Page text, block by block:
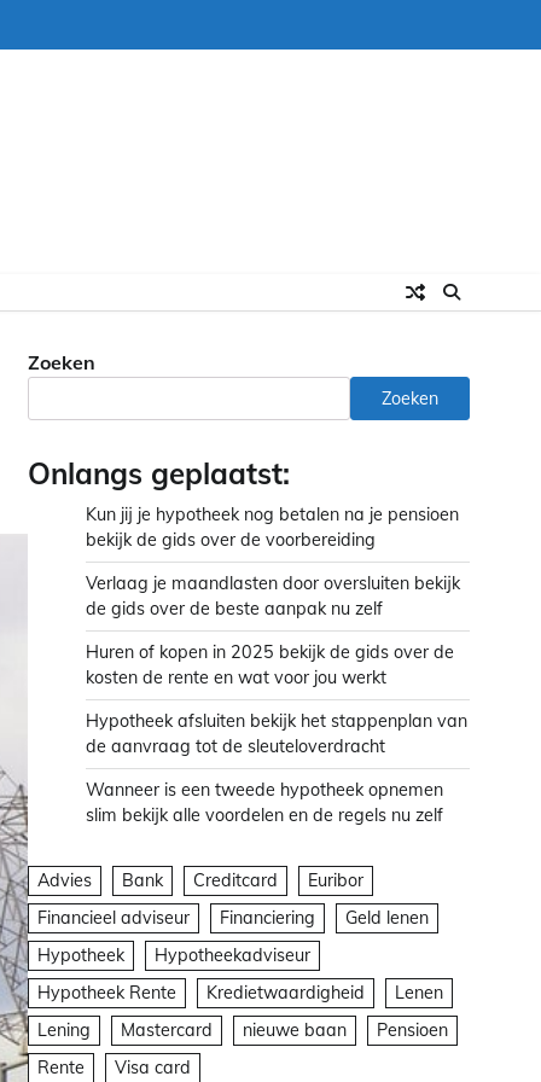
Zoeken
Zoeken
Onlangs geplaatst:
Kun jij je hypotheek nog betalen na je pensioen
bekijk de gids over de voorbereiding
Verlaag je maandlasten door oversluiten bekijk
de gids over de beste aanpak nu zelf
Huren of kopen in 2025 bekijk de gids over de
kosten de rente en wat voor jou werkt
Hypotheek afsluiten bekijk het stappenplan van
de aanvraag tot de sleuteloverdracht
Wanneer is een tweede hypotheek opnemen
slim bekijk alle voordelen en de regels nu zelf
Advies Bank Creditcard
Euribor
Financieel adviseur
Financiering
Geld lenen
Hypotheek
Hypotheekadviseur
Hypotheek Rente
Kredietwaardigheid
Lenen
Lening
Mastercard nieuwe baan
Pensioen
Rente
Visa card